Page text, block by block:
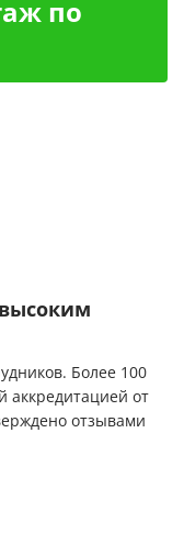
по
Более 100
аккредитацией от
отзывами